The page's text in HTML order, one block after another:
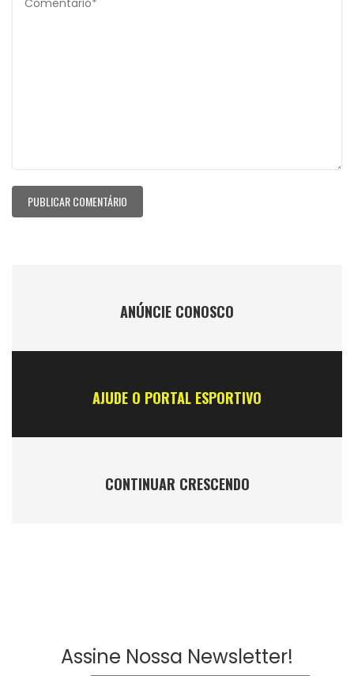
ANÚNCIE CONOSCO
AJUDE O PORTAL ESPORTIVO
CONTINUAR CRESCENDO
Assine Nossa Newsletter!